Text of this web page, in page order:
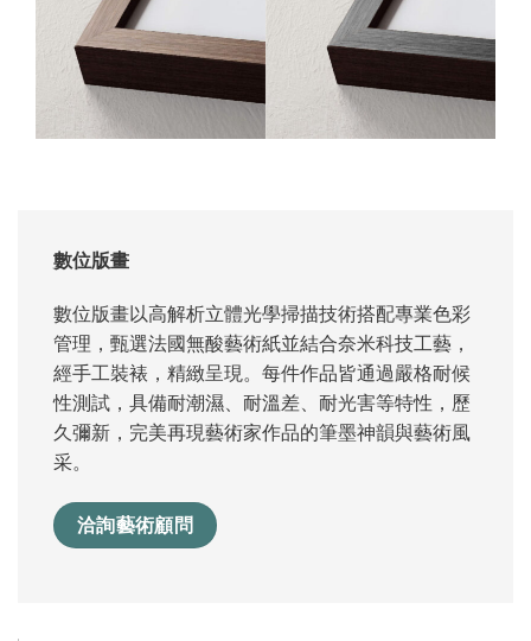
數位版畫
數位版畫以高解析立體光學掃描技術搭配專業色彩
管理，甄選法國無酸藝術紙並結合奈米科技工藝，
經手工裝裱，精緻呈現。每件作品皆通過嚴格耐候
性測試，具備耐潮濕、耐溫差、耐光害等特性，歷
久彌新，完美再現藝術家作品的筆墨神韻與藝術風
采。
洽詢藝術顧問